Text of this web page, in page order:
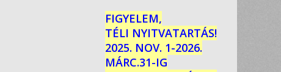
FIGYELEM,
TÉLI NYITVATARTÁS!
2025. NOV. 1-2026.
MÁRC.31-IG